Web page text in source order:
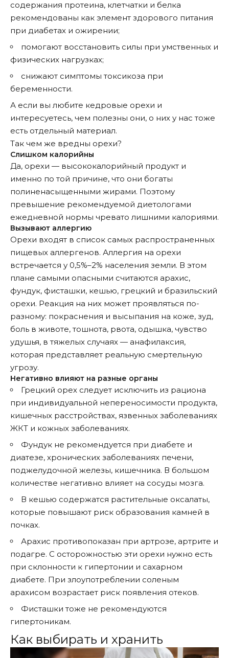
содержания протеина, клетчатки и белка
рекомендованы как элемент здорового питания
при диабетах и ожирении;
помогают восстановить силы при умственных и
физических нагрузках;
снижают симптомы токсикоза при
беременности.
А если вы любите кедровые орехи и
интересуетесь, чем полезны они, о них у нас тоже
есть отдельный материал.
Так чем же вредны орехи?
Слишком калорийны
Да, орехи — высококалорийный продукт и
именно по той причине, что они богаты
полиненасыщенными жирами. Поэтому
превышение рекомендуемой диетологами
ежедневной нормы чревато лишними калориями.
Вызывают аллергию
Орехи входят в список самых распространенных
пищевых аллергенов. Аллергия на орехи
встречается у 0,5%–2% населения земли. В этом
плане самыми опасными считаются арахис,
фундук, фисташки, кешью, грецкий и бразильский
орехи. Реакция на них может проявляться по-
разному: покраснения и высыпания на коже, зуд,
боль в животе, тошнота, рвота, одышка, чувство
удушья, в тяжелых случаях — анафилаксия,
которая представляет реальную смертельную
угрозу.
Негативно влияют на разные органы
Грецкий орех следует исключить из рациона
при индивидуальной непереносимости продукта,
кишечных расстройствах, язвенных заболеваниях
ЖКТ и кожных заболеваниях.
Фундук не рекомендуется при диабете и
диатезе, хронических заболеваниях печени,
поджелудочной железы, кишечника. В большом
количестве негативно влияет на сосуды мозга.
В кешью содержатся растительные оксалаты,
которые повышают риск образования камней в
почках.
Арахис противопоказан при артрозе, артрите и
подагре. С осторожностью эти орехи нужно есть
при склонности к гипертонии и сахарном
диабете. При злоупотреблении соленым
арахисом возрастает риск появления отеков.
Фисташки тоже не рекомендуются
гипертоникам.
Как выбирать и хранить